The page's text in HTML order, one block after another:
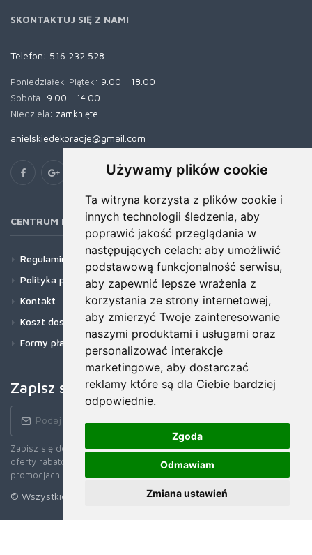
Używamy plików cookie
Ta witryna korzysta z plików cookie i
innych technologii śledzenia, aby
poprawić jakość przeglądania w
następujących celach: aby umożliwić
podstawową funkcjonalność serwisu,
aby zapewnić lepsze wrażenia z
korzystania ze strony internetowej,
aby zmierzyć Twoje zainteresowanie
naszymi produktami i usługami oraz
personalizować interakcje
marketingowe, aby dostarczać
reklamy które są dla Ciebie bardziej
odpowiednie.
Zgoda
Odmawiam
Zmiana ustawień
SKONTAKTUJ SIĘ Z NAMI
Telefon: 516 232 528
Poniedziałek-Piątek: 9.00 - 18.00
Sobota: 9.00 - 14.00
Niedziela: zamknięte
anielskiedekoracje@gmail.com
CENTRUM POMOCY
Regulamin
Polityka prywatności
Kontakt
Koszt dostawy
Formy płatności
Zapisz się do newslettera!
Zapisz się do naszego Newslettera, aby otrzymywać wczesne
oferty rabatowe, najnowsze wiadomości, informacje o sprzedaży i
promocjach.
© Wszystkie prawa zastrzerzone. 2026